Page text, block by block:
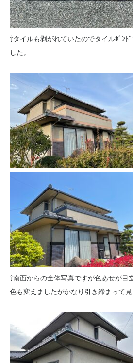
⇧タイルも剥がれていたのでタイルﾎﾞﾝﾄ
した。
⇧南面からの全体写真ですが色あせが目
色も変えましたがかなり引き締まって